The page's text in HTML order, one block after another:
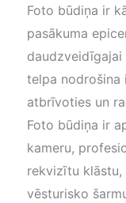
Foto būdiņa ir
pasākuma
daudzveidīgajai
telpa nodrošina
atbrīvoties un
Foto būdiņa ir
kameru,
rekvizītu
vēsturisko